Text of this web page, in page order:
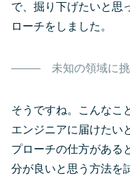
で、掘り下げたいと思
ローチをしました。
未知の領域に
そうですね。こんな
エンジニアに届けたい
プローチの仕方がある
分が良いと思う方法を